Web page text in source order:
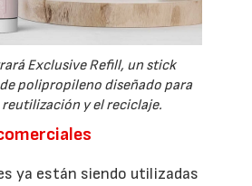
Exclusive Refill, un stick
polipropileno diseñado para
y el reciclaje.
ya están siendo utilizadas